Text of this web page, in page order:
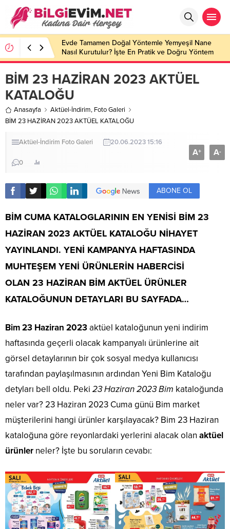
Evde Tamamen Doğal Yöntemle Yemyeşil Nane
Nasıl Kurutulur? İşte En Pratik ve Doğru Yöntem
BİM 23 HAZİRAN 2023 AKTÜEL
KATALOĞU
Anasayfa Aktüel-İndirim, Foto Galeri
BİM 23 HAZİRAN 2023 AKTÜEL KATALOĞU
Aktüel-İndirim Foto Galeri 20.06.2023 15:16
0
A+ A-
ABONE OL
BİM CUMA KATALOGLARININ EN YENİSİ BİM 23
HAZİRAN 2023 AKTÜEL KATALOĞU NİHAYET
YAYINLANDI. YENİ KAMPANYA HAFTASINDA
MUHTEŞEM YENİ ÜRÜNLERİN HABERCİSİ
OLAN 23 HAZİRAN BİM AKTÜEL ÜRÜNLER
KATALOĞUNUN DETAYLARI BU SAYFADA…
Bim 23 Haziran 2023aktüel kataloğunun yeni indirim
haftasında geçerli olacak kampanyalı ürünlerine ait
görsel detaylarının bir çok sosyal medya kullanıcısı
tarafından paylaşılmasının ardından Yeni Bim Kataloğu
detyları bell oldu. Peki 23 Haziran 2023 Bim kataloğunda
neler var? 23 Haziran 2023 Cuma günü Bim market
müşterilerini hangi ürünler karşılayacak? Bim 23 Haziran
kataloğuna göre reyonlardaki yerlerini alacak olan aktüel
ürünler neler? İşte bu soruların cevabı: